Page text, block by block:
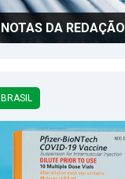
NOTAS DA REDAÇÃO
BRASIL